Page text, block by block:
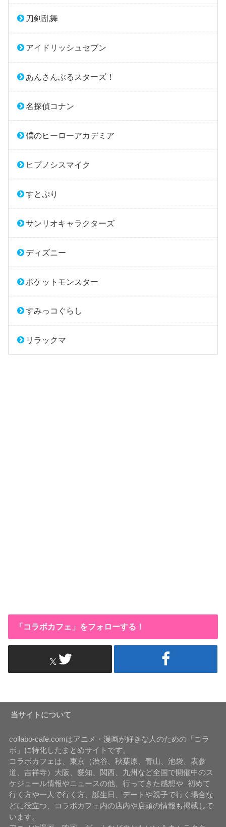
刀剣乱舞
アイドリッシュセブン
あんさんぶるスターズ！
名探偵コナン
僕のヒーローアカデミア
ヒプノシスマイク
すとぷり
サンリオキャラクターズ
ディズニー
ポケットモンスター
すみっコぐらし
リラックマ
「コラボカフェ」をフォローする！
当サイトについて
collabo-cafe.comはアニメ・漫画が好きな人のための「コラ
ボ」に特化したまとめサイトです。
コラボカフェは、東京（渋谷、秋葉原、青山、池袋、表参
道、吉祥寺）大阪、愛知、関西、九州など全国で開催中のス
ケジュール情報やニュースの他、行ってきた感想や 初めて
行く方や一人で行く方、誕生日、デートや親子で行く場合な
どに役立つ、コラボカフェ内の店内や店頭の情報も掲載して
います。